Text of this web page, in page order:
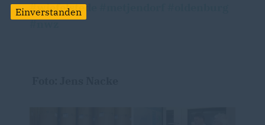
#wiefelstede
#nwz
Einverstanden